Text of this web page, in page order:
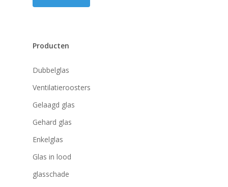
Producten
Dubbelglas
Ventilatieroosters
Gelaagd glas
Gehard glas
Enkelglas
Glas in lood
glasschade